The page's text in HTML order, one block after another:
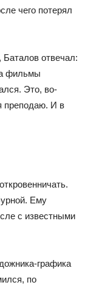
чего потерял
отвечал:
фильмы
Это, во-
преподаю. И в
Ему
с известными
графика
по